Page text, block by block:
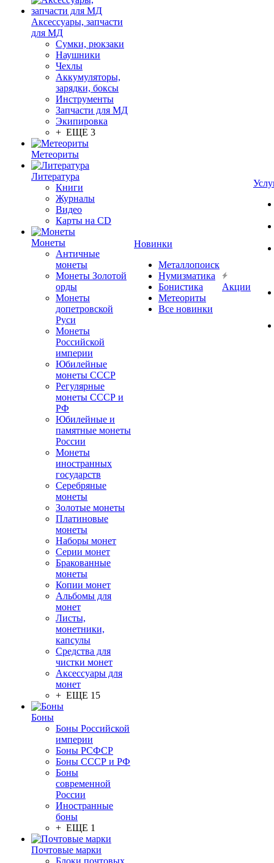
Аксессуары, запчасти
для МД
Сумки, рюкзаки
Наушники
Чехлы
Аккумуляторы,
зарядки, боксы
Инструменты
Запчасти для МД
Экипировка
+ ЕЩЕ 3
Метеориты
Литература
Книги
Журналы
Видео
Карты на CD
Монеты
Античные
монеты
Монеты Золотой
орды
Монеты
допетровской
Руси
Монеты
Российской
империи
Юбилейные
монеты СССР
Регулярные
монеты СССР и
РФ
Юбилейные и
памятные монеты
России
Монеты
иностранных
государств
Серебряные
монеты
Золотые монеты
Платиновые
монеты
Наборы монет
Серии монет
Бракованные
монеты
Копии монет
Альбомы для
монет
Листы,
монетники,
капсулы
Средства для
чистки монет
Аксессуары для
монет
+ ЕЩЕ 15
Боны
Боны Российской
империи
Боны РСФСР
Боны СССР и РФ
Боны
современной
России
Иностранные
боны
+ ЕЩЕ 1
Почтовые марки
Блоки почтовых
Новинки
Металлопоиск
Нумизматика
Бонистика
Метеориты
Все новинки
Акции